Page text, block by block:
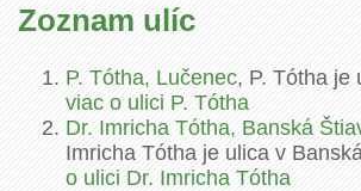
Zoznam ulíc
P. Tótha, Lučenec, P. Tótha je
viac o ulici P. Tótha
Dr. Imricha Tótha, Banská
Imricha Tótha je ulica v
o ulici Dr. Imricha Tótha